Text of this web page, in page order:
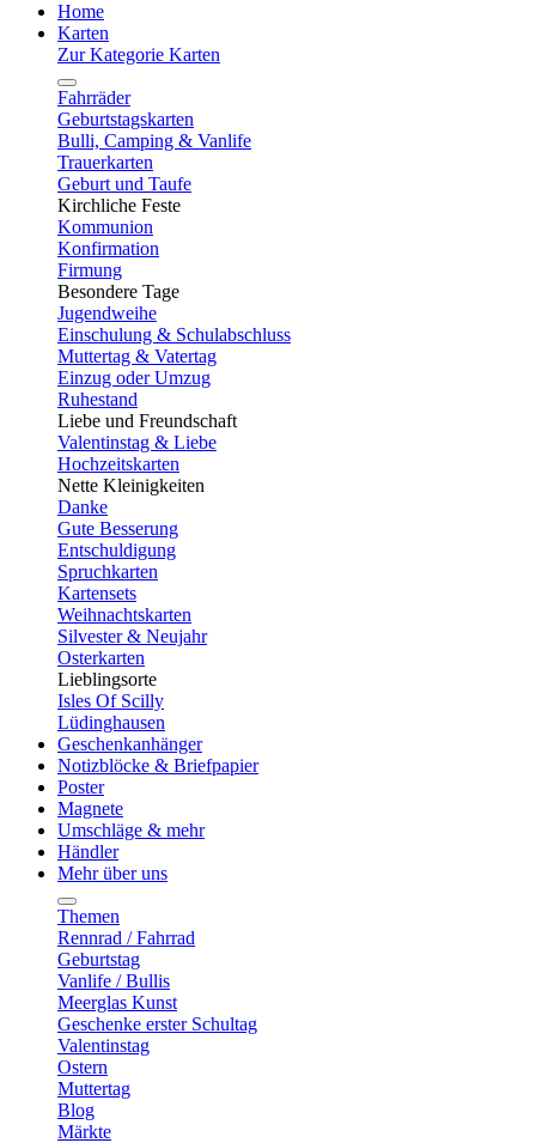
Home
Karten
Zur Kategorie Karten
Fahrräder
Geburtstagskarten
Bulli, Camping & Vanlife
Trauerkarten
Geburt und Taufe
Kirchliche Feste
Kommunion
Konfirmation
Firmung
Besondere Tage
Jugendweihe
Einschulung & Schulabschluss
Muttertag & Vatertag
Einzug oder Umzug
Ruhestand
Liebe und Freundschaft
Valentinstag & Liebe
Hochzeitskarten
Nette Kleinigkeiten
Danke
Gute Besserung
Entschuldigung
Spruchkarten
Kartensets
Weihnachtskarten
Silvester & Neujahr
Osterkarten
Lieblingsorte
Isles Of Scilly
Lüdinghausen
Geschenkanhänger
Notizblöcke & Briefpapier
Poster
Magnete
Umschläge & mehr
Händler
Mehr über uns
Themen
Rennrad / Fahrrad
Geburtstag
Vanlife / Bullis
Meerglas Kunst
Geschenke erster Schultag
Valentinstag
Ostern
Muttertag
Blog
Märkte